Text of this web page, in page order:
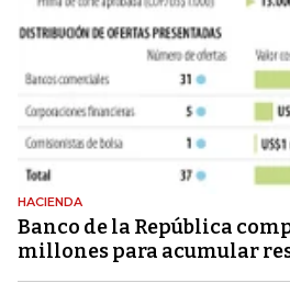
HACIENDA
Banco de la República
millones para acumular